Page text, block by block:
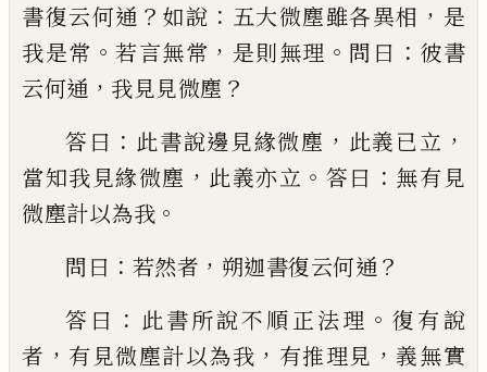
書復云何通 ？ 如說 ： 五大微塵雖各異相 ， 是
我是常 。若言無常 ， 是則無理 。 問曰 ： 彼書
云何通 ， 我見見微塵 ？
答曰 ： 此書說邊見緣微塵 ， 此義已立 ，
當知我見緣微塵 ， 此義亦立 。 答曰 ： 無有見
微塵計以為我 。
問曰 ： 若然者 ， 朔迦書復云何通？
答 曰 ： 此書所說不順正法理 。復有說
者 ， 有見微塵計以為我 ， 有推理見 ， 義無實